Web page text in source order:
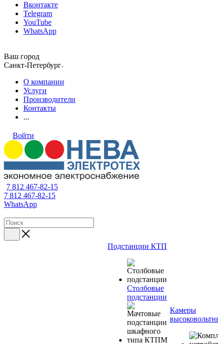
Вконтакте
Telegram
YouTube
WhatsApp
Ваш город
Санкт-Петербург
О компании
Услуги
Производители
Контакты
...
Войти
7 812 467-82-15
7 812 467-82-15
WhatsApp
Подстанции КТП
Столбовые
подстанции
Камеры